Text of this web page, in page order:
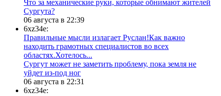
​Что за механические руки, которые обнимают жителей
Сургута?
06 августа в 22:39
6xz34e:
Правильные мысли излагает Руслан!Как важно
находить грамотных специалистов во всех
областях.Хотелось...
Сургут может не заметить проблему, пока земля не
уйдет из-под ног
06 августа в 22:31
6xz34e: